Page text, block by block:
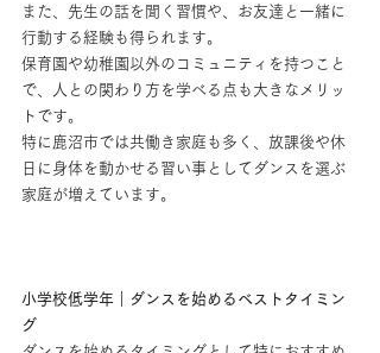
また、先生の話を聞く習慣や、お友達と一緒に
行動する経験も得られます。
保育園や幼稚園以外のコミュニティを持つこと
で、人との関わり方を学べる点も大きなメリッ
トです。
特に鹿沼市では共働き家庭も多く、放課後や休
日に身体を動かせる習い事としてダンスを選ぶ
家庭が増えています。
小学校低学年｜ダンスを始めるベストタイミン
グ